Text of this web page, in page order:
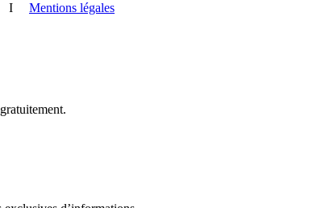
I Mentions légales